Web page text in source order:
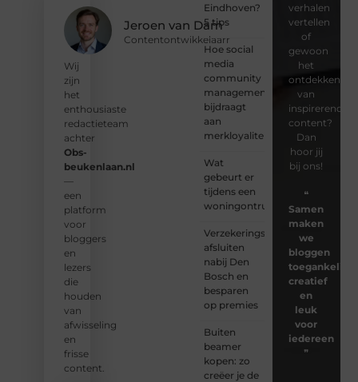
Jeroen van Dam
Contentontwikkelaarr
Wij
zijn
het
enthousiaste
redactieteam
achter
Obs-
beukenlaan.nl
—
een
platform
voor
bloggers
en
lezers
die
houden
van
afwisseling
en
frisse
content.
Eindhoven?
5 tips
Hoe social
media
community
management
bijdraagt
aan
merkloyaliteit
Wat
gebeurt er
tijdens een
woningontruiming?
Verzekeringspakket
afsluiten
nabij Den
Bosch en
besparen
op premies
Buiten
beamer
kopen: zo
creëer je de
verhalen
vertellen
of
gewoon
het
ontdekken
van
inspirerende
content?
Dan
hoor jij
bij ons!
❝
Samen
maken
we
bloggen
toegankelijk,
creatief
en
leuk
voor
iedereen
❞